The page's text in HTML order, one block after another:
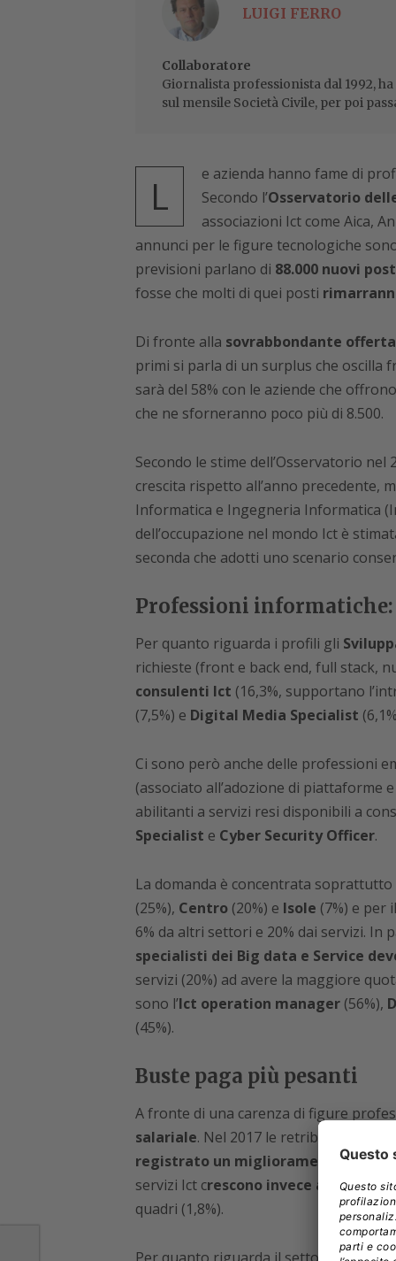
LUIGI FERRO
Collaboratore
Giornalista professionista dal 1992,
sul mensile Società Civile, per poi
L
e azienda hanno fame di
Secondo l’Osservatorio
associazioni Ict come Aica,
annunci per le figure tecnologiche
previsioni parlano di 88.000 nuovi
fosse che molti di quei posti
Di fronte alla sovrabbondante
primi si parla di un surplus che oscilla
sarà del 58% con le aziende che
che ne sforneranno poco più di 8.500.
Secondo le stime dell’Osservatorio
crescita rispetto all’anno precedente,
Informatica e Ingegneria Informatica
dell’occupazione nel mondo Ict è
seconda che adotti uno scenario
Professioni
Per quanto riguarda i profili gli
richieste (front e back end, full stack,
consulenti Ict (16,3%, supportano
(7,5%) e Digital Media Specialist
Ci sono però anche delle professioni
(associato all’adozione di piattaforme
abilitanti a servizi resi disponibili a
Specialist e Cyber Security Officer.
La domanda è concentrata soprattutto
(25%), Centro(20%) e Isole (7%) e per
6% da altri settori e 20% dai servizi.
specialisti dei Big data e Service
servizi (20%) ad avere la maggiore
sono l’Ict operation manager(56%),
(45%).
Buste paga più pesanti
A fronte di una carenza di figure
salariale. Nel 2017 le retribuzioni It
registrato un miglioramento del
servizi Ict crescono invece anche le
quadri (1,8%).